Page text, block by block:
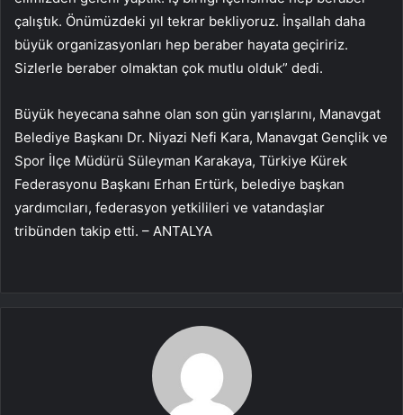
çalıştık. Önümüzdeki yıl tekrar bekliyoruz. İnşallah daha
büyük organizasyonları hep beraber hayata geçiririz.
Sizlerle beraber olmaktan çok mutlu olduk” dedi.
Büyük heyecana sahne olan son gün yarışlarını, Manavgat
Belediye Başkanı Dr. Niyazi Nefi Kara, Manavgat Gençlik ve
Spor İlçe Müdürü Süleyman Karakaya, Türkiye Kürek
Federasyonu Başkanı Erhan Ertürk, belediye başkan
yardımcıları, federasyon yetkilileri ve vatandaşlar
tribünden takip etti. – ANTALYA